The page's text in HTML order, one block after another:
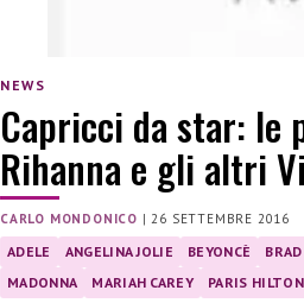
NEWS
Capricci da star: le
Rihanna e gli altri
CARLO MONDONICO |26 SETTEMBRE 2016
ADELE ANGELINA JOLIE BEYONCÈ
MADONNA
MARIAH CAREY PARIS HILTON